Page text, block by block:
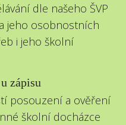
dle našeho ŠVP
jeho osobnostních
i jeho školní
zápisu
posouzení a ověření
školní docházce